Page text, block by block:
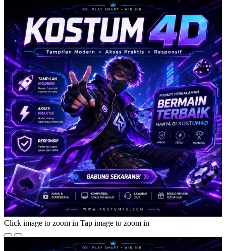
Click image to zoom in Tap image to zoom in